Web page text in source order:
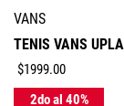
VANS
TENIS VANS
$1999.00
Colores
NEW BALANCE
SPEEDCAT
PUMA SPEEDCAT